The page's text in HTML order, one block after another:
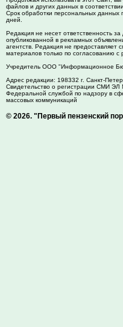
файлов и других данных в
Срок обработки персональных
дней.
Редакция не несет ответственность
опубликованной в рекламных
агентств. Редакция не предоставляет
материалов только по согласованию с
Учредитель ООО "Информационное
Адрес редакции: 198332 г. Санкт-
Свидетельство о регистрации СМИ
Федеральной службой по надзору в
массовых коммуникаций
© 2026. "Первый пензенский